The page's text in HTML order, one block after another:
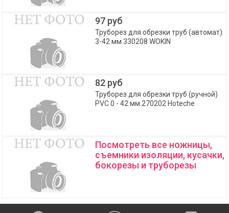
97 руб
Труборез для обрезки труб (автомат)
3-42 мм 330208 WOKIN
82 руб
Труборез для обрезки труб (ручной)
PVC 0 - 42 мм 270202 Hoteche
Посмотреть все ножницы,
съемники изоляции, кусачки,
бокорезы и труборезы